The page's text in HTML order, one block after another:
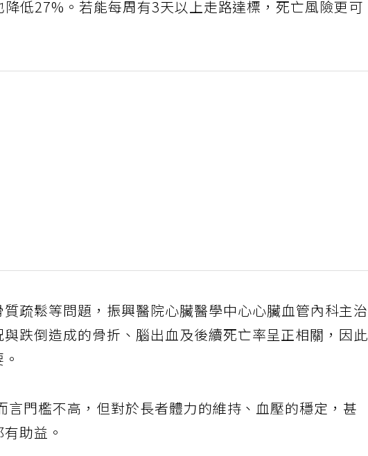
低27%。若能每周有3天以上走路達標，死亡風險更可
質疏鬆等問題，振興醫院心臟醫學中心心臟血管內科主治
跌倒造成的骨折、腦出血及後續死亡率呈正相關，因此
言門檻不高，但對於長者體力的維持、血壓的穩定，甚
助益。